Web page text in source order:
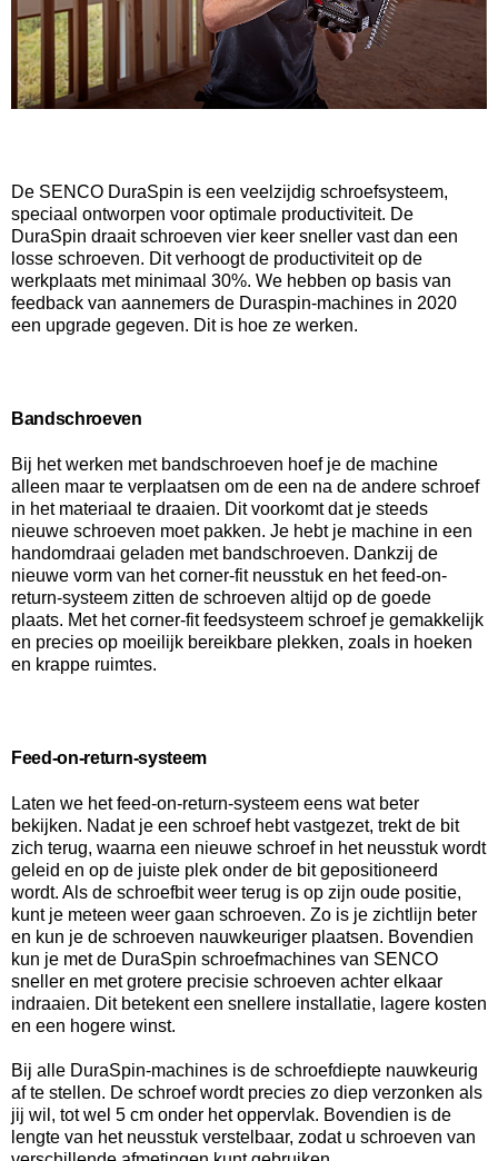
De SENCO DuraSpin is een veelzijdig schroefsysteem,
speciaal ontworpen voor optimale productiviteit. De
DuraSpin draait schroeven vier keer sneller vast dan een
losse schroeven. Dit verhoogt de productiviteit op de
werkplaats met minimaal 30%. We hebben op basis van
feedback van aannemers de Duraspin-machines in 2020
een upgrade gegeven. Dit is hoe ze werken.
Bandschroeven
Bij het werken met bandschroeven hoef je de machine
alleen maar te verplaatsen om de een na de andere schroef
in het materiaal te draaien. Dit voorkomt dat je steeds
nieuwe schroeven moet pakken. Je hebt je machine in een
handomdraai geladen met bandschroeven. Dankzij de
nieuwe vorm van het corner-fit neusstuk en het feed-on-
return-systeem zitten de schroeven altijd op de goede
plaats. Met het corner-fit feedsysteem schroef je gemakkelijk
en precies op moeilijk bereikbare plekken, zoals in hoeken
en krappe ruimtes.
Feed-on-return-systeem
Laten we het feed-on-return-systeem eens wat beter
bekijken. Nadat je een schroef hebt vastgezet, trekt de bit
zich terug, waarna een nieuwe schroef in het neusstuk wordt
geleid en op de juiste plek onder de bit gepositioneerd
wordt. Als de schroefbit weer terug is op zijn oude positie,
kunt je meteen weer gaan schroeven. Zo is je zichtlijn beter
en kun je de schroeven nauwkeuriger plaatsen. Bovendien
kun je met de DuraSpin schroefmachines van SENCO
sneller en met grotere precisie schroeven achter elkaar
indraaien. Dit betekent een snellere installatie, lagere kosten
en een hogere winst.
Bij alle DuraSpin-machines is de schroefdiepte nauwkeurig
af te stellen. De schroef wordt precies zo diep verzonken als
jij wil, tot wel 5 cm onder het oppervlak. Bovendien is de
lengte van het neusstuk verstelbaar, zodat u schroeven van